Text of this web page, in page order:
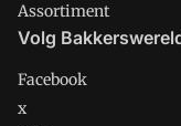
Assortiment
Volg
Facebook
x